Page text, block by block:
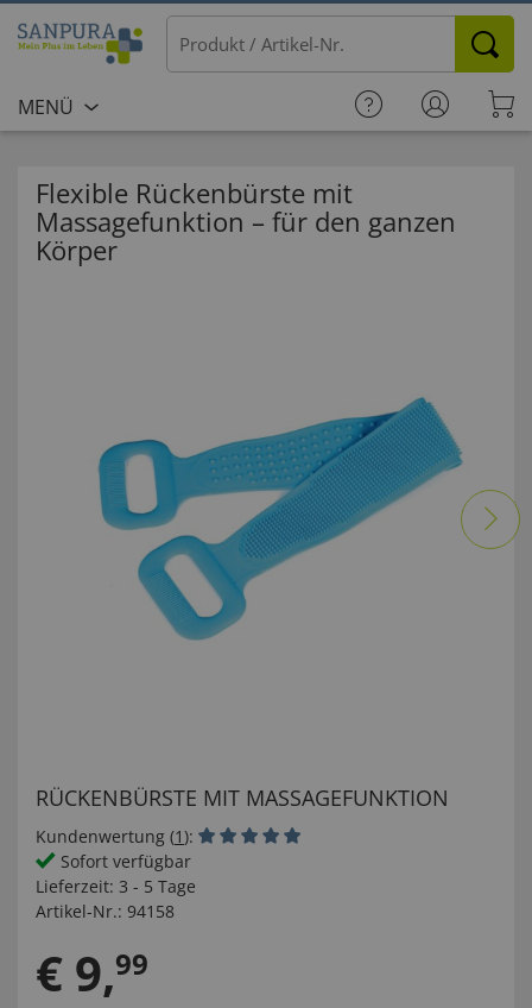
MENÜ
Flexible Rückenbürste mit
Massagefunktion – für den ganzen
Körper
RÜCKENBÜRSTE MIT MASSAGEFUNKTION
Kundenwertung (1):
Sofort verfügbar
Lieferzeit: 3 - 5 Tage
Artikel-Nr.: 94158
€ 9,99